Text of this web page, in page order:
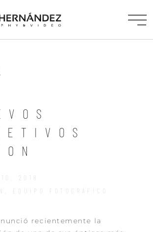
10, 2018
EQUIPO FOTOGRÁFICO
recientemente la